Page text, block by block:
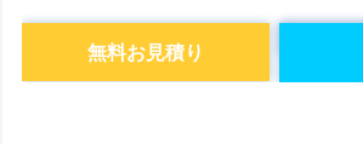
無料お見積り